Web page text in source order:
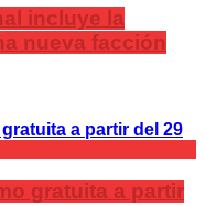
incluye la
nueva facción
gratuita a partir